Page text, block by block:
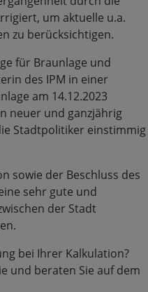
um aktuelle u.a.
zu berücksichtigen.
für Braunlage und
des IPM in einer
am 14.12.2023
neuer und ganzjährig
Stadtpolitiker einstimmig
sowie der Beschluss des
sehr gute und
der Stadt
bei Ihrer Kalkulation?
und beraten Sie auf dem